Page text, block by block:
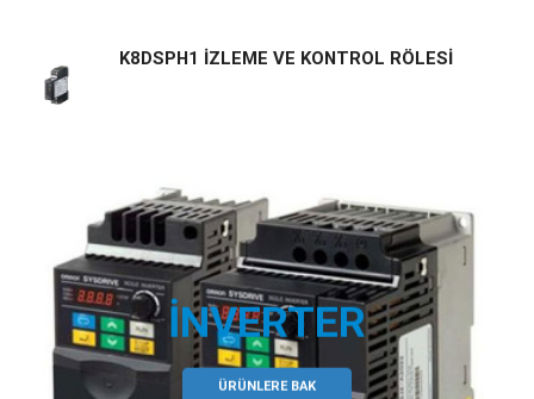
K8DSPH1 İZLEME VE KONTROL RÖLESİ
İNVERTER
ÜRÜNLERE BAK